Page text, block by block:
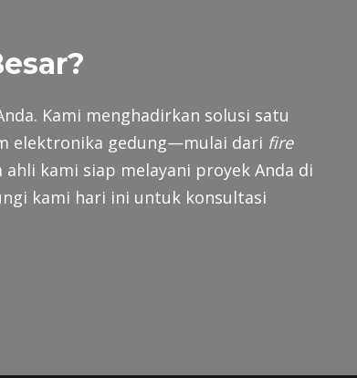
Kami menghadirkan solusi satu
elektronika gedung—mulai dari fire
kami siap melayani proyek Anda di
kami hari ini untuk konsultasi